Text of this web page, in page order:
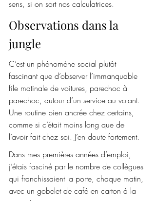
sens, si on sort nos calculatrices.
Observations dans la
jungle
C’est un phénomène social plutôt
fascinant que d’observer l’immanquable
file matinale de voitures, parechoc à
parechoc, autour d’un service au volant.
Une routine bien ancrée chez certains,
comme si c’était moins long que de
l’avoir fait chez soi. J’en doute fortement.
Dans mes premières années d’emploi,
j’étais fasciné par le nombre de collègues
qui franchissaient la porte, chaque matin,
avec un gobelet de café en carton à la